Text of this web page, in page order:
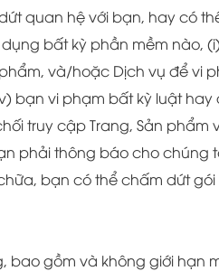
quan hệ với bạn, hay có
bất kỳ phần mềm nào,
và/hoặc Dịch vụ để
bạn vi phạm bất kỳ luật
truy cập Trang, Sản
phải thông báo cho
bạn có thể chấm dứt
bao gồm và không giới